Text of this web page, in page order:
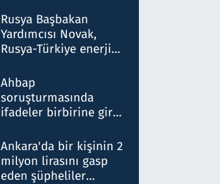
Rusya Başbakan
Yardımcısı Novak,
Rusya-Türkiye enerji
nitelikte olduğunu
belirtti
Ahbap
soruşturmasında
ifadeler birbirine girdi:
ifadelerinden ortaya
çıkan tablo şok etti
Ankara'da bir kişinin 2
milyon lirasını gasp
eden şüpheliler